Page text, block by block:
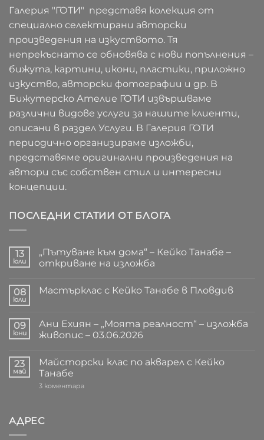
Галерия "ГОТИ" представя колекция от
специално селектирани авторски
произведения на изкуството. Тя
непрекъснато се обновява с нови попълнения –
бижута, картини, икони, пластики, приложно
изкуство, авторски фотографии и др. В
Бижутерско Ателие ГОТИ извършваме
различни видове услуги за нашите клиенти,
описани в раздел Услуги. В Галерия ГОТИ
периодично организираме изложби,
представяме оригинални произведения на
автори със собствен стил и интересни
концепции.
ПОСЛЕДНИ СТАТИИ ОТ БЛОГА
13
юли
„Пътуване към дома“ – Кейко Танабе –
откриване на изложба
за
„Пътуване
–
Кейко
Танабе
на
изложба
08
юли
Мастърклас с Кейко Танабе в Пловдив
Мастърклас
с
Кейко
Пловдив
09
юни
Ани Ехиян – „Моята реалност“ – изложба
живопис – 03.06.2026
за
Ани
Ехиян
–
изложба
живопис
23
май
Майсторски клас по акварел с Кейко
Танабе
3 коментараза
АДРЕС